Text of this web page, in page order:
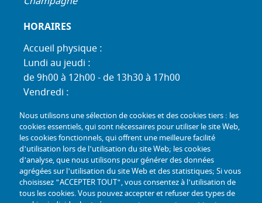
HORAIRES
Accueil physique :
Lundi au jeudi :
de 9h00 à 12h00 - de 13h30 à 17h00
Vendredi :
Standard téléphonique :
Lundi au jeudi :
de 9h00 à 12h30 - de 13h30 à 17h00
Vendredi :
de 9h00 à 12h30 - de 13h30 à 16h30
Nous utilisons une sélection de cookies et des cookies tiers : les
cookies essentiels, qui sont nécessaires pour utiliser le site Web,
les cookies fonctionnels, qui offrent une meilleure facilité
d'utilisation lors de l'utilisation du site Web; les cookies
d'analyse, que nous utilisons pour générer des données
agrégées sur l'utilisation du site Web et des statistiques; Si vous
choisissez "ACCEPTER TOUT", vous consentez à l'utilisation de
tous les cookies. Vous pouvez accepter et refuser des types de